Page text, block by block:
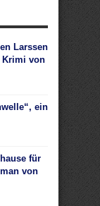
Larssen
Krimi von
ein
für
von